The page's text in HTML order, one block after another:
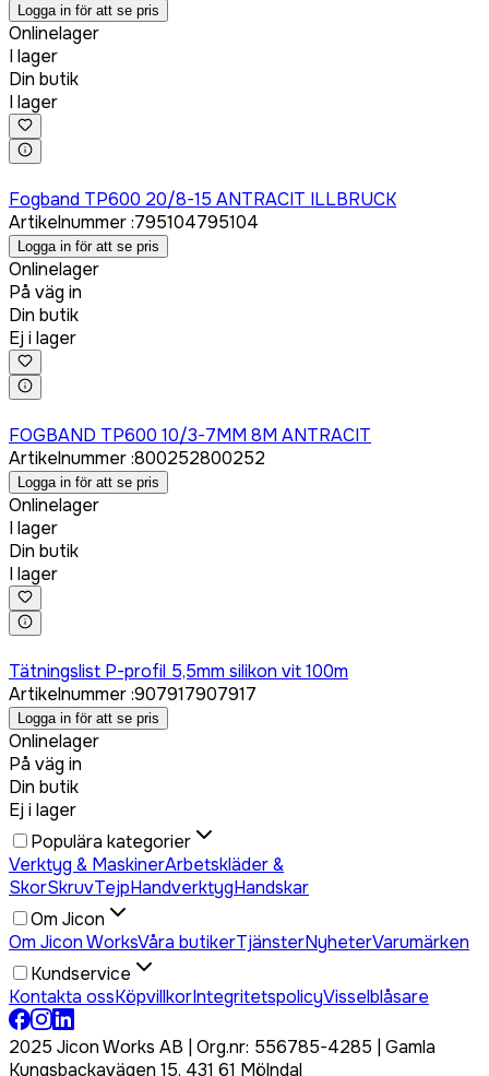
Logga in för att se pris
Onlinelager
I lager
Din butik
I lager
Fogband TP600 20/8-15 ANTRACIT ILLBRUCK
Artikelnummer:795104795104
Logga in för att se pris
Onlinelager
På väg in
Din butik
Ej i lager
FOGBAND TP600 10/3-7MM 8M ANTRACIT
Artikelnummer:800252800252
Logga in för att se pris
Onlinelager
I lager
Din butik
I lager
Tätningslist P-profil 5,5mm silikon vit 100m
Artikelnummer:907917907917
Logga in för att se pris
Onlinelager
På väg in
Din butik
Ej i lager
Populära kategorier
Verktyg & MaskinerArbetskläder &
SkorSkruvTejpHandverktygHandskar
Om Jicon
Om Jicon WorksVåra butikerTjänsterNyheterVarumärken
Kundservice
Kontakta ossKöpvillkorIntegritetspolicyVisselblåsare
2025 Jicon Works AB | Org.nr: 556785-4285 | Gamla
Kungsbackavägen 15, 431 61 Mölndal